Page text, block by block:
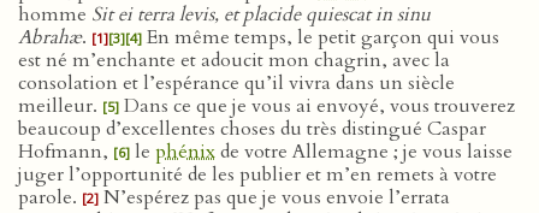
homme Sit ei terra levis, et placide quiescat in sinu
Abrahæ. [1][3][4] En même temps, le petit garçon qui vous
est né m’enchante et adoucit mon chagrin, avec la
consolation et l’espérance qu’il vivra dans un siècle
meilleur. [5] Dans ce que je vous ai envoyé, vous trouverez
beaucoup d’excellentes choses du très distingué Caspar
Hofmann, [6] le phénixde votre Allemagne ; je vous laisse
juger l’opportunité de les publier et m’en remets à votre
parole. [2] N’espérez pas que je vous envoie l’errata